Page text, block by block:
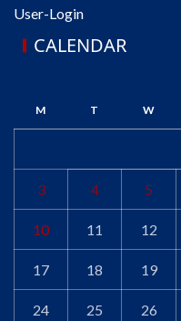
User-Login
CALENDAR
M T W
3 4 5
10 11 12
17 18 19
24 25 26